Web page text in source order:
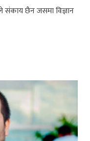
संकाय छैन जसमा विज्ञान